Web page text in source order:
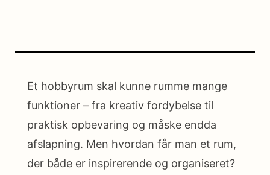
Et hobbyrum skal kunne rumme mange
funktioner – fra kreativ fordybelse til
praktisk opbevaring og måske endda
afslapning. Men hvordan får man et rum,
der både er inspirerende og organiseret?